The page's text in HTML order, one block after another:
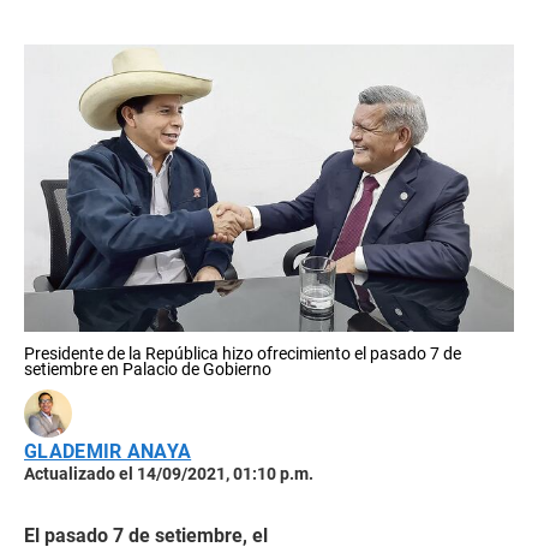
Presidente de la República hizo ofrecimiento el pasado 7 de
setiembre en Palacio de Gobierno
GLADEMIR ANAYA
Actualizado el 14/09/2021, 01:10 p.m.
El pasado 7 de setiembre, el